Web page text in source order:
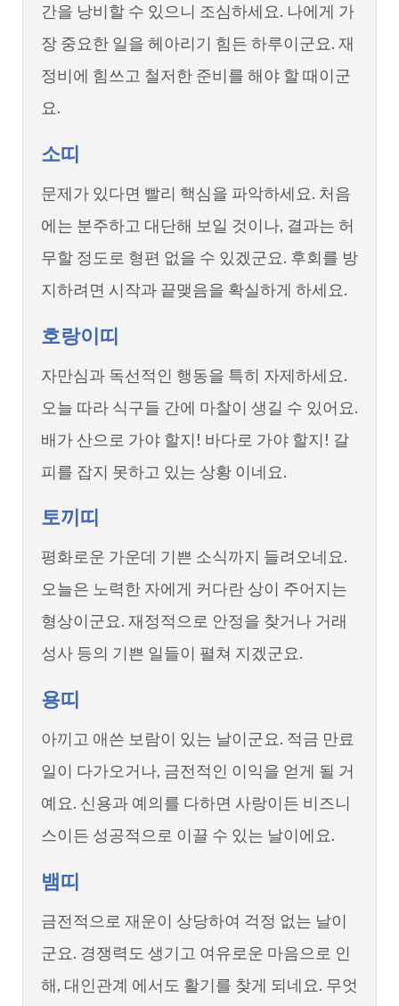
간을 낭비할 수 있으니 조심하세요. 나에게 가
장 중요한 일을 헤아리기 힘든 하루이군요. 재
정비에 힘쓰고 철저한 준비를 해야 할 때이군
요.
소띠
문제가 있다면 빨리 핵심을 파악하세요. 처음
에는 분주하고 대단해 보일 것이나, 결과는 허
무할 정도로 형편 없을 수 있겠군요. 후회를 방
지하려면 시작과 끝맺음을 확실하게 하세요.
호랑이띠
자만심과 독선적인 행동을 특히 자제하세요.
오늘 따라 식구들 간에 마찰이 생길 수 있어요.
배가 산으로 가야 할지! 바다로 가야 할지! 갈
피를 잡지 못하고 있는 상황 이네요.
토끼띠
평화로운 가운데 기쁜 소식까지 들려오네요.
오늘은 노력한 자에게 커다란 상이 주어지는
형상이군요. 재정적으로 안정을 찾거나 거래
성사 등의 기쁜 일들이 펼쳐 지겠군요.
용띠
아끼고 애쓴 보람이 있는 날이군요. 적금 만료
일이 다가오거나, 금전적인 이익을 얻게 될 거
예요. 신용과 예의를 다하면 사랑이든 비즈니
스이든 성공적으로 이끌 수 있는 날이에요.
뱀띠
금전적으로 재운이 상당하여 걱정 없는 날이
군요. 경쟁력도 생기고 여유로운 마음으로 인
해, 대인관계 에서도 활기를 찾게 되네요. 무엇